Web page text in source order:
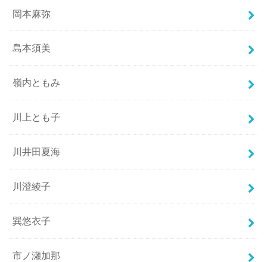
岡本麻弥
島本須美
嶺内ともみ
川上とも子
川井田夏海
川澄綾子
巽悠衣子
市ノ瀬加那